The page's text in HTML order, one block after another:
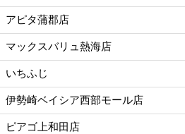
アピタ蒲郡店
マックスバリュ熱海店
いちふじ
伊勢崎ベイシア西部モール店
ピアゴ上和田店